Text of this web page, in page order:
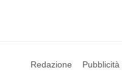
Redazione Pubblicità